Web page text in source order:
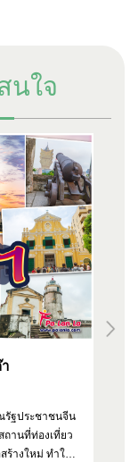
นใจ
รัฐประชาชนจีน
ถานที่ท่องเที่ยว
างใหม่ ทำให้ที่